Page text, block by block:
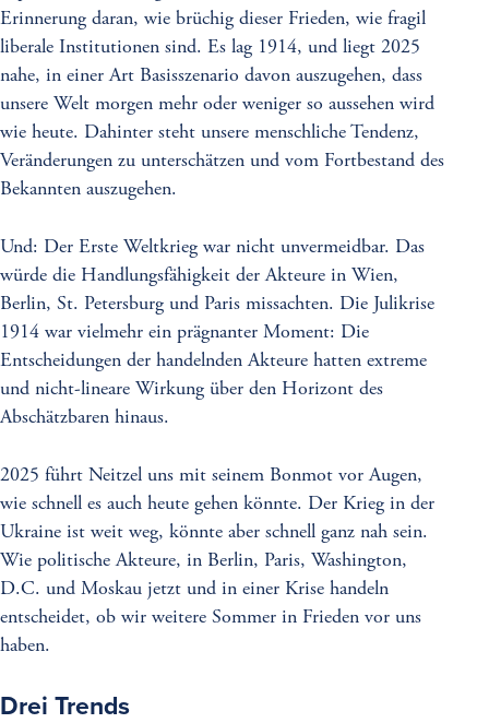
Erinnerung daran, wie brüchig dieser Frieden, wie fragil
liberale Institutionen sind. Es lag 1914, und liegt 2025
nahe, in einer Art Basisszenario davon auszugehen, dass
unsere Welt morgen mehr oder weniger so aussehen wird
wie heute. Dahinter steht unsere menschliche Tendenz,
Veränderungen zu unterschätzen und vom Fortbestand des
Bekannten auszugehen.
Und: Der Erste Weltkrieg war nicht unvermeidbar. Das
würde die Handlungsfähigkeit der Akteure in Wien,
Berlin, St. Petersburg und Paris missachten. Die Julikrise
1914 war vielmehr ein prägnanter Moment: Die
Entscheidungen der handelnden Akteure hatten extreme
und nicht-lineare Wirkung über den Horizont des
Abschätzbaren hinaus.
2025 führt Neitzel uns mit seinem Bonmot vor Augen,
wie schnell es auch heute gehen könnte. Der Krieg in der
Ukraine ist weit weg, könnte aber schnell ganz nah sein.
Wie politische Akteure, in Berlin, Paris, Washington,
D.C. und Moskau jetzt und in einer Krise handeln
entscheidet, ob wir weitere Sommer in Frieden vor uns
haben.
Drei Trends